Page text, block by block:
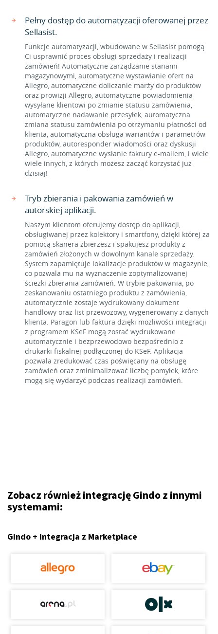
Pełny dostęp do automatyzacji oferowanej przez
Sellasist.
Funkcje automatyzacji, wbudowane w Sellasist pomogą
Ci usprawnić proces obsługi sprzedaży i realizacji
zamówień! Automatyczne zarządzanie stanami
magazynowymi, automatyczne wystawianie ofert na
Allegro, automatyczne doliczanie marży do produktów
oraz prowizji Allegro, automatyczne powiadomienia
wysyłane klientowi po zmianie statusu zamówienia,
automatyczne nadawanie przesyłek, automatyczna
zmiana statusu zamówienia po otrzymaniu płatności od
klienta, automatyczna obsługa wariantów i parametrów
produktów, autoresponder wiadomości oraz dyskusji
Allegro, automatyczne wysłanie faktury e-mailem, i wiele
wiele innych, z których możesz zacząć korzystać już
dzisiaj!
Tryb zbierania i pakowania zamówień w
autorskiej aplikacji.
Naszym klientom oferujemy dostęp do aplikacji,
obsługiwanej przez kolektory i smartfony, dzięki której za
pomocą skanera zbierzesz i spakujesz produkty z
zamówień złożonych w dowolnym kanale sprzedaży.
System zapamiętuje lokalizacje produktów w magazynie,
co pozwala mu na wyznaczenie zoptymalizowanej
ścieżki zbierania zamówień. W trybie pakowania, po
zeskanowaniu ostatniego produktu z zamówienia,
automatycznie zostaje wydrukowany dokument
handlowy oraz list przewozowy, wygenerowany z danych
klienta. Paragon lub faktura dzięki możliwości integracji
z programem KSeF mogą zostać wydrukowane
automatycznie i bezprzewodowo bezpośrednio z
drukarki fiskalnej podłączonej do KSeF. Aplikacja
pozwala zredukować czas poświęcany na obsługę
zamówień oraz zminimalizować liczbę pomyłek, które
mogą się wydarzyć podczas realizacji zamówień.
Zobacz również integrację Gindo z innymi
systemami:
Gindo + Integracja z Marketplace